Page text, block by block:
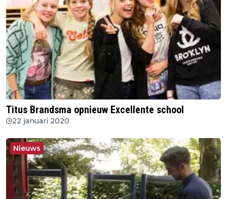
Titus Brandsma opnieuw Excellente school
22 januari 2020
Nieuws